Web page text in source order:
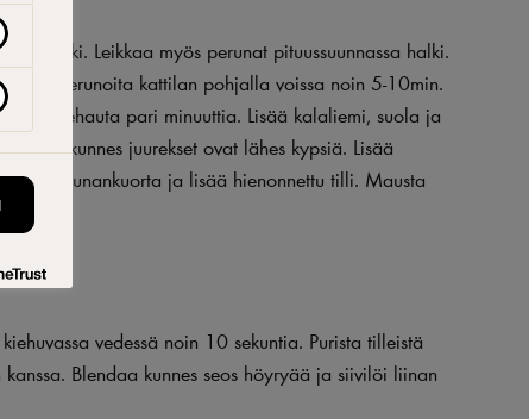
halki. Leikkaa myös perunat pituussuunnassa halki.
ja perunoita kattilan pohjalla voissa noin 5-10min.
kiehauta pari minuuttia. Lisää kalaliemi, suola ja
kunnes juurekset ovat lähes kypsiä. Lisää
sitruunankuorta ja lisää hienonnettu tilli. Mausta
vedessä noin 10 sekuntia. Purista tilleistä
Blendaa kunnes seos höyryää ja siivilöi liinan